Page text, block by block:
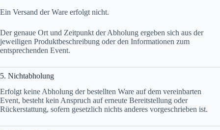
Ein Versand der Ware erfolgt nicht.
Der genaue Ort und Zeitpunkt der Abholung ergeben sich aus der
jeweiligen Produktbeschreibung oder den Informationen zum
entsprechenden Event.
5. Nichtabholung
Erfolgt keine Abholung der bestellten Ware auf dem vereinbarten
Event, besteht kein Anspruch auf erneute Bereitstellung oder
Rückerstattung, sofern gesetzlich nichts anderes vorgeschrieben ist.